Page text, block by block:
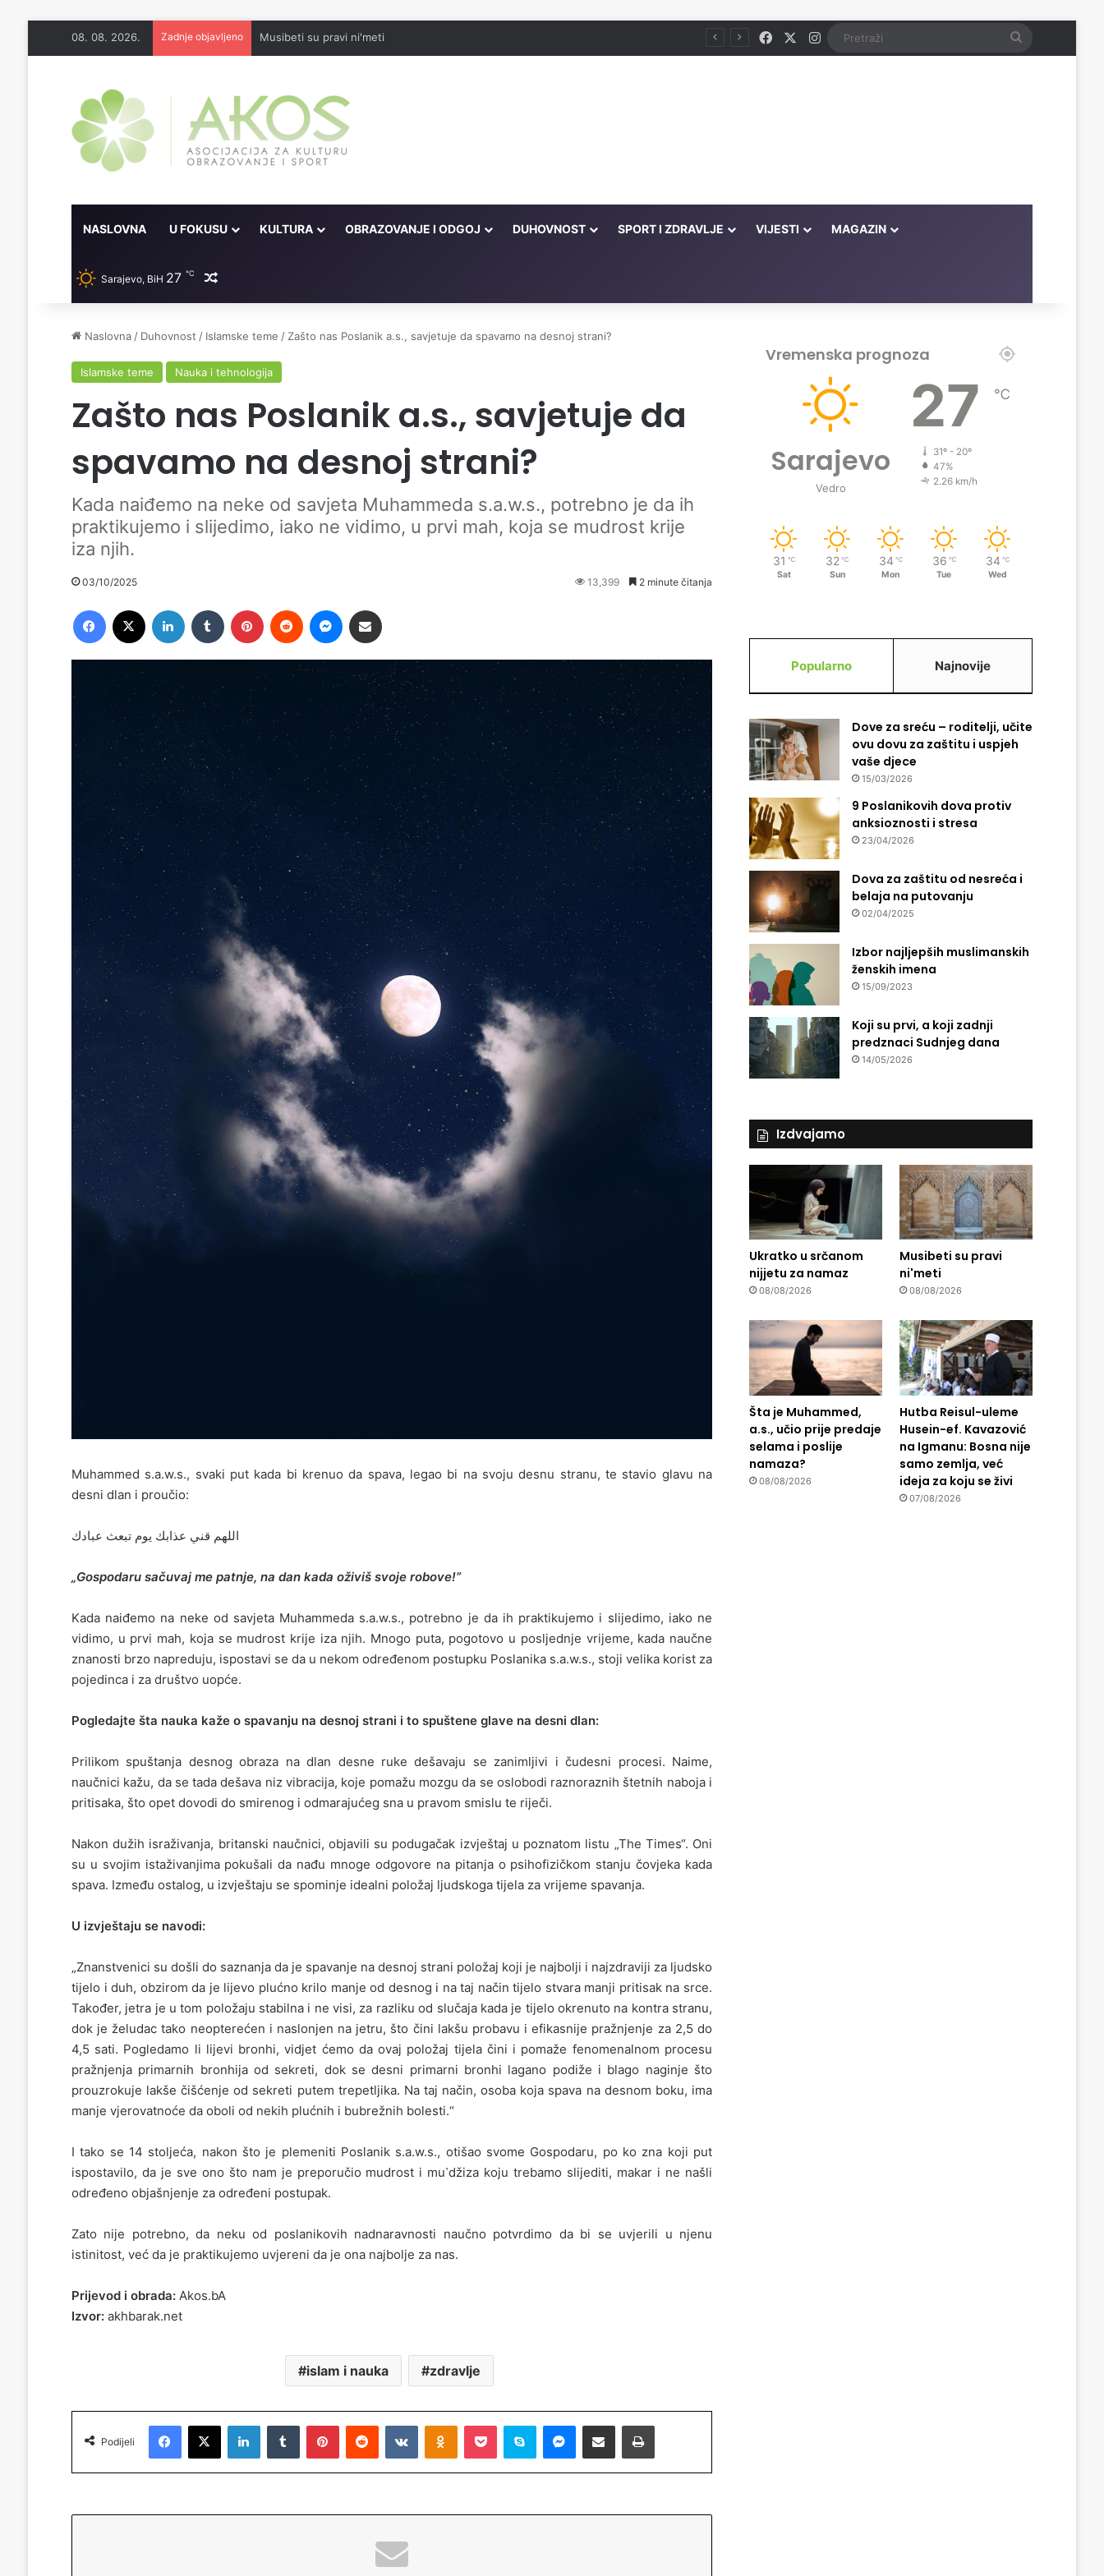
08. 08. 2026. Zadnje objavljeno Musibeti su pravi ni'meti FacebookInstagram Pretraži
NASLOVNA U FOKUSU KULTURA OBRAZOVANJE I ODGOJ DUHOVNOST SPORT I ZDRAVLJE VIJESTI MAGAZIN
Sarajevo, BiH 27 ℃ Random članak
Naslovna / Duhovnost / Islamske teme / Zašto nas Poslanik a.s., savjetuje da spavamo na desnoj strani?
Islamske teme Nauka i tehnologija
Zašto nas Poslanik a.s., savjetuje da
spavamo na desnoj strani?
Kada naiđemo na neke od savjeta Muhammeda s.a.w.s., potrebno je da ih
praktikujemo i slijedimo, iako ne vidimo, u prvi mah, koja se mudrost krije
iza njih.
03/10/2025 13,399 2 minute čitanja
Muhammed s.a.w.s., svaki put kada bi krenuo da spava, legao bi na svoju desnu stranu, te stavio glavu na
desni dlan i proučio:
اللهم قني عذابك يوم تبعث عبادك
„Gospodaru sačuvaj me patnje, na dan kada oživiš svoje robove!”
Kada naiđemo na neke od savjeta Muhammeda s.a.w.s., potrebno je da ih praktikujemo i slijedimo, iako ne
vidimo, u prvi mah, koja se mudrost krije iza njih. Mnogo puta, pogotovo u posljednje vrijeme, kada naučne
znanosti brzo napreduju, ispostavi se da u nekom određenom postupku Poslanika s.a.w.s., stoji velika korist za
pojedinca i za društvo uopće.
Pogledajte šta nauka kaže o spavanju na desnoj strani i to spuštene glave na desni dlan:
Prilikom spuštanja desnog obraza na dlan desne ruke dešavaju se zanimljivi i čudesni procesi. Naime,
naučnici kažu, da se tada dešava niz vibracija, koje pomažu mozgu da se oslobodi raznoraznih štetnih naboja i
pritisaka, što opet dovodi do smirenog i odmarajućeg sna u pravom smislu te riječi.
Nakon dužih israživanja, britanski naučnici, objavili su podugačak izvještaj u poznatom listu „The Times“. Oni
su u svojim istaživanjima pokušali da nađu mnoge odgovore na pitanja o psihofizičkom stanju čovjeka kada
spava. Između ostalog, u izvještaju se spominje idealni položaj ljudskoga tijela za vrijeme spavanja.
U izvještaju se navodi:
„Znanstvenici su došli do saznanja da je spavanje na desnoj strani položaj koji je najbolji i najzdraviji za ljudsko
tijelo i duh, obzirom da je lijevo plućno krilo manje od desnog i na taj način tijelo stvara manji pritisak na srce.
Također, jetra je u tom položaju stabilna i ne visi, za razliku od slučaja kada je tijelo okrenuto na kontra stranu,
dok je želudac tako neopterećen i naslonjen na jetru, što čini lakšu probavu i efikasnije pražnjenje za 2,5 do
4,5 sati. Pogledamo li lijevi bronhi, vidjet ćemo da ovaj položaj tijela čini i pomaže fenomenalnom procesu
pražnjenja primarnih bronhija od sekreti, dok se desni primarni bronhi lagano podiže i blago naginje što
prouzrokuje lakše čišćenje od sekreti putem trepetljika. Na taj način, osoba koja spava na desnom boku, ima
manje vjerovatnoće da oboli od nekih plućnih i bubrežnih bolesti.“
I tako se 14 stoljeća, nakon što je plemeniti Poslanik s.a.w.s., otišao svome Gospodaru, po ko zna koji put
ispostavilo, da je sve ono što nam je preporučio mudrost i mu`džiza koju trebamo slijediti, makar i ne našli
određeno objašnjenje za određeni postupak.
Zato nije potrebno, da neku od poslanikovih nadnaravnosti naučno potvrdimo da bi se uvjerili u njenu
istinitost, već da je praktikujemo uvjereni da je ona najbolje za nas.
Prijevod i obrada:Akos.bA
Izvor:akhbarak.net
islam i nauka zdravlje
Podijeli
Facebook X LinkedIn Tumblr Pinterest Reddit VKontakte Odnoklassniki Pocket Skype Messenger Podijeli putem Emaila Printaj
Vremenska prognoza
Sarajevo
Vedro
27 ℃
31º - 20º
47%
2.26 km/h
31 ℃
Sat
32 ℃
Sun
34 ℃
Mon
36 ℃
Tue
34 ℃
Wed
Popularno Najnovije
Dove za sreću – roditelji, učite
ovu dovu za zaštitu i uspjeh
vaše djece
15/03/2026
9 Poslanikovih dova protiv
anksioznosti i stresa
23/04/2026
Dova za zaštitu od nesreća i
belaja na putovanju
02/04/2025
Izbor najljepših muslimanskih
ženskih imena
15/09/2023
Koji su prvi, a koji zadnji
predznaci Sudnjeg dana
14/05/2026
Izdvajamo
Ukratko u srčanom
nijjetu za namaz
08/08/2026
Musibeti su pravi
ni'meti
08/08/2026
Šta je Muhammed,
a.s., učio prije predaje
selama i poslije
namaza?
08/08/2026
Hutba Reisul-uleme
Husein-ef. Kavazović
na Igmanu: Bosna nije
samo zemlja, već
ideja za koju se živi
07/08/2026